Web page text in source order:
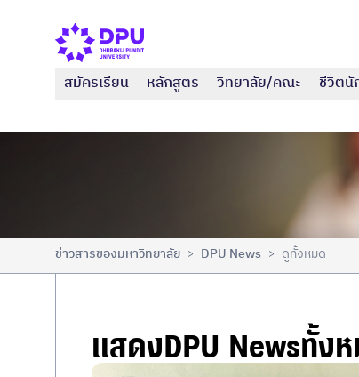
สมัครเรียน หลักสูตร วิทยาลัย/คณะ ชีวิตนั
ข่าวสารของมหาวิทยาลัย > DPU News > ดูทั้งหมด
แสดงDPU Newsทั้ง